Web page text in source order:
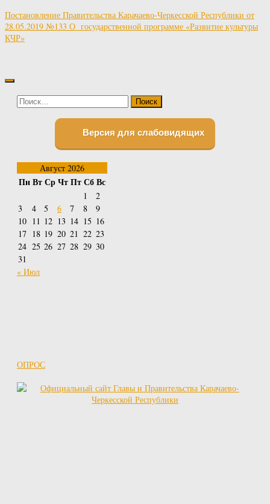
Постановление Правительства Карачаево-Черкесской Республики от
28.05.2019 №133 О государственной программе «Развитие культуры
КЧР»
Найти:
Версия для слабовидящих
Август 2026
ПнВтСрЧтПтСбВс
1
2
3
4 5 6 7 8
9
10 11 12 13 14 15 16
17 18 19 20 21 22 23
24 25 26 27 28 29 30
31
« Июл
ОПРОС